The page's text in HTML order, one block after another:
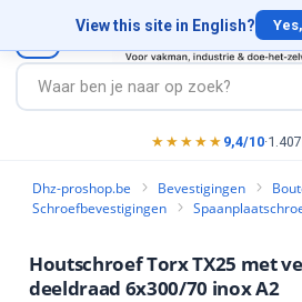
★★★★★ 9,4/10·1.407
×
frezen & schuren ×
frezen & schuren
& PBM ×
& PBM
×
schroeven ×
& schroeven
×
& Ankers
×
×
& opslag ×
& opslag
en slijpmaterialen ×
Schuur- en slijpmaterialen
×
fittingen
View this site in English?
Dhz-proshop.be Bevestigingen
Schroefbevestigingen
Houtschroef Torx TX25 met
deeldraad 6x300/70 inox A2